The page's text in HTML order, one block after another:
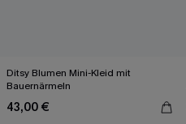
Ditsy Blumen Mini-Kleid mit
Bauernärmeln
43,00 €